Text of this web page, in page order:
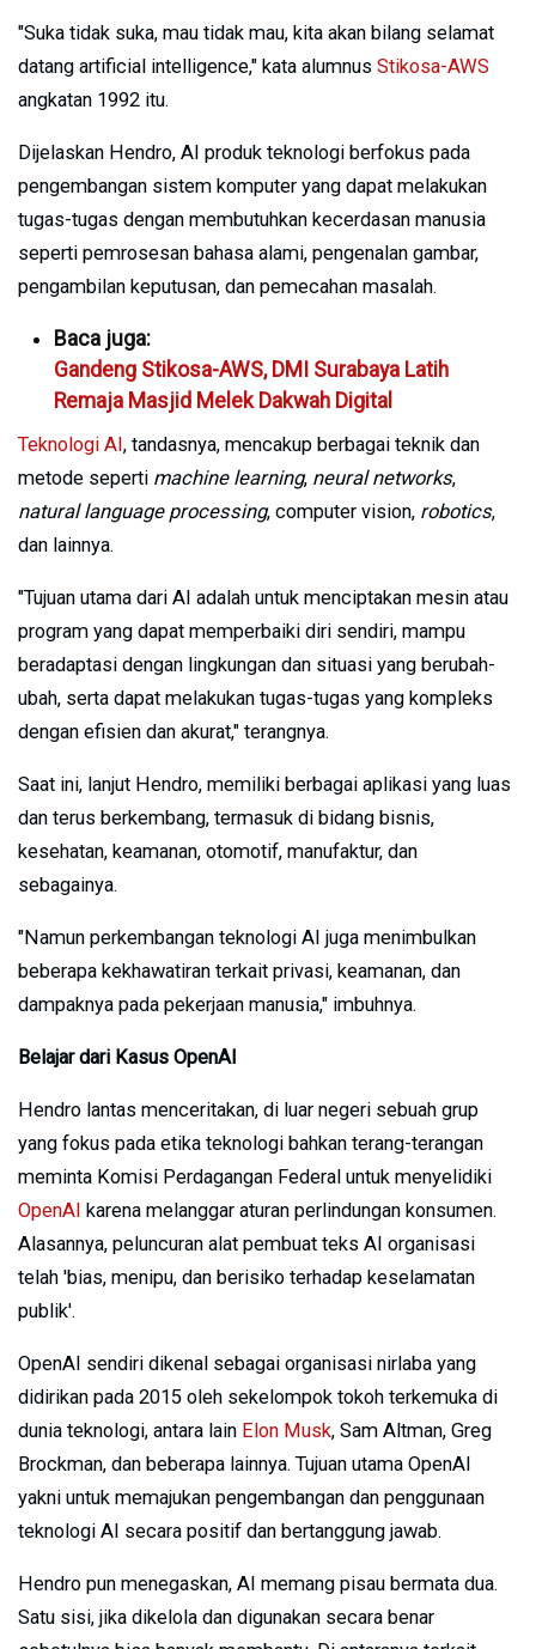
"Suka tidak suka, mau tidak mau, kita akan bilang selamat
datang artificial intelligence," kata alumnus Stikosa-AWS
angkatan 1992 itu.
Dijelaskan Hendro, AI produk teknologi berfokus pada
pengembangan sistem komputer yang dapat melakukan
tugas-tugas dengan membutuhkan kecerdasan manusia
seperti pemrosesan bahasa alami, pengenalan gambar,
pengambilan keputusan, dan pemecahan masalah.
Baca juga:
Gandeng Stikosa-AWS, DMI Surabaya Latih
Remaja Masjid Melek Dakwah Digital
Teknologi AI , tandasnya, mencakup berbagai teknik dan
metode seperti machine learning, neural networks,
natural language processing, computer vision, robotics,
dan lainnya.
"Tujuan utama dari AI adalah untuk menciptakan mesin atau
program yang dapat memperbaiki diri sendiri, mampu
beradaptasi dengan lingkungan dan situasi yang berubah-
ubah, serta dapat melakukan tugas-tugas yang kompleks
dengan efisien dan akurat," terangnya.
Saat ini, lanjut Hendro, memiliki berbagai aplikasi yang luas
dan terus berkembang, termasuk di bidang bisnis,
kesehatan, keamanan, otomotif, manufaktur, dan
sebagainya.
"Namun perkembangan teknologi AI juga menimbulkan
beberapa kekhawatiran terkait privasi, keamanan, dan
dampaknya pada pekerjaan manusia," imbuhnya.
Belajar dari Kasus OpenAI
Hendro lantas menceritakan, di luar negeri sebuah grup
yang fokus pada etika teknologi bahkan terang-terangan
meminta Komisi Perdagangan Federal untuk menyelidiki
OpenAI karena melanggar aturan perlindungan konsumen.
Alasannya, peluncuran alat pembuat teks AI organisasi
telah 'bias, menipu, dan berisiko terhadap keselamatan
publik'.
OpenAI sendiri dikenal sebagai organisasi nirlaba yang
didirikan pada 2015 oleh sekelompok tokoh terkemuka di
dunia teknologi, antara lain Elon Musk, Sam Altman, Greg
Brockman, dan beberapa lainnya. Tujuan utama OpenAI
yakni untuk memajukan pengembangan dan penggunaan
teknologi AI secara positif dan bertanggung jawab.
Hendro pun menegaskan, AI memang pisau bermata dua.
Satu sisi, jika dikelola dan digunakan secara benar